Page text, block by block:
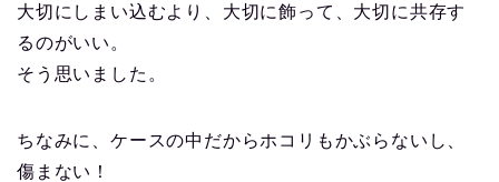
大切にしまい込むより、大切に飾って、大切に共存す
るのがいい。
そう思いました。
ちなみに、ケースの中だからホコリもかぶらないし、
傷まない！